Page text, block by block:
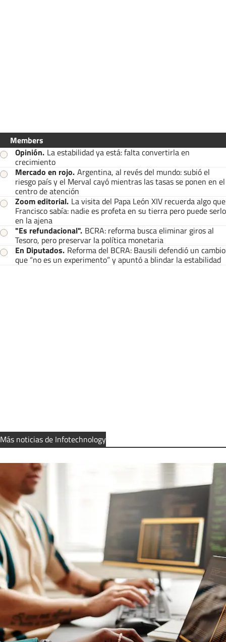
Members
Opinión. La estabilidad ya está: falta convertirla en
crecimiento
Mercado en rojo. Argentina, al revés del mundo: subió el
riesgo país y el Merval cayó mientras las tasas se ponen en el
centro de atención
Zoom editorial. La visita del Papa León XIV recuerda algo que
Francisco sabía: nadie es profeta en su tierra pero puede serlo
en la ajena
"Es refundacional". BCRA: reforma busca eliminar giros al
Tesoro, pero preservar la política monetaria
En Diputados. Reforma del BCRA: Bausili defendió un cambio
que “no es un experimento” y apuntó a blindar la estabilidad
Más noticias de Infotechnology